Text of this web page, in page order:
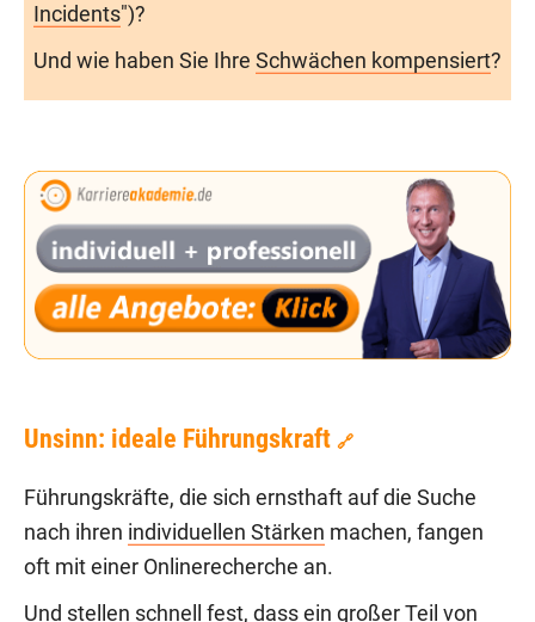
Incidents")?
Und wie haben Sie Ihre Schwächen kompensiert?
Unsinn: ideale Führungskraft 🔗
Führungskräfte, die sich ernsthaft auf die Suche
nach ihren individuellen Stärken machen, fangen
oft mit einer Onlinerecherche an.
Und stellen schnell fest, dass ein großer Teil von